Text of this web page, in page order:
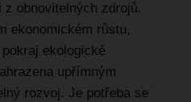
obnovitelných zdrojů.
ekonomickém růstu,
ekologické
upřímným
rozvoj. Je potřeba se